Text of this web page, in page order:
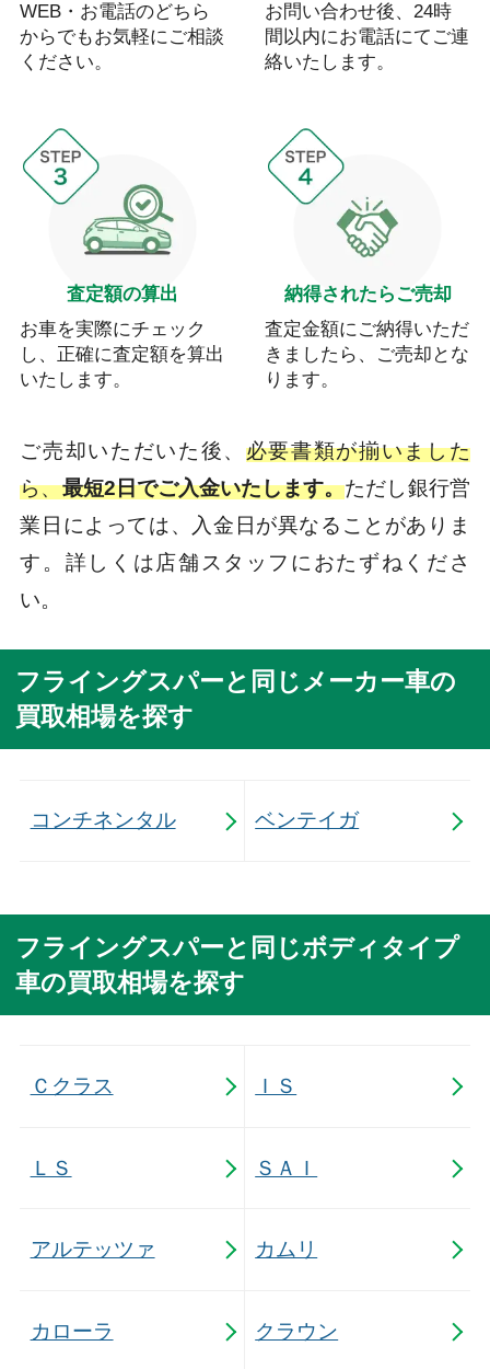
WEB・お電話のどちら
からでもお気軽にご相談
ください。
お問い合わせ後、24時
間以内にお電話にてご連
絡いたします。
査定額の算出
お車を実際にチェック
し、正確に査定額を算出
いたします。
納得されたらご売却
査定金額にご納得いただ
きましたら、ご売却とな
ります。
ご売却いただいた後、 必要書類が揃いました
ら、最短2日でご入金いたします。ただし銀行営
業日によっては、入金日が異なることがありま
す。詳しくは店舗スタッフにおたずねくださ
い。
フライングスパーと同じメーカー車の
買取相場を探す
コンチネンタル ベンテイガ
フライングスパーと同じボディタイプ
車の買取相場を探す
Ｃクラス ＩＳ
ＬＳ ＳＡＩ
アルテッツァ カムリ
カローラ クラウン